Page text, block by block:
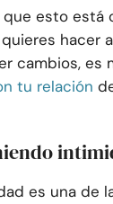
esto está
hacer
cambios, es
tu relación
es una de